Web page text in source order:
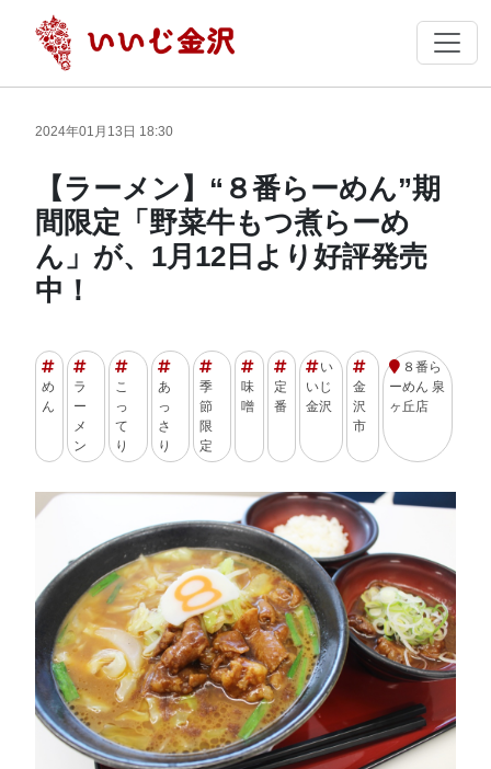
2024年01月13日 18:30
【ラーメン】“８番らーめん”期
間限定「野菜牛もつ煮らーめ
ん」が、1月12日より好評発売
中！
め
ん
ラ
ー
メ
ン
こ
っ
て
り
あ
っ
さ
り
季
節
限
定
味
噌
定
番
い
いじ
金沢
金
沢
市
８番ら
ーめん 泉
ヶ丘店